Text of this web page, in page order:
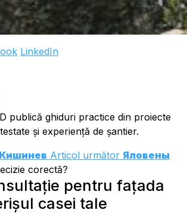
LinkedIn
publică ghiduri practice din proiecte
și experiență de șantier.
Кишинев Articol următor Яловены
corectă?
pentru fațada
casei tale